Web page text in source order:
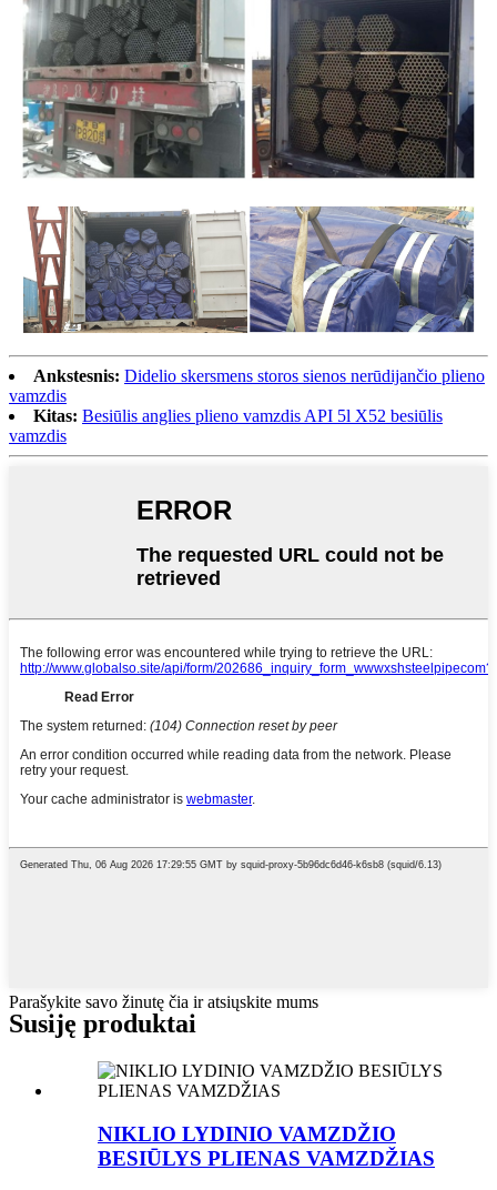
Ankstesnis: Didelio skersmens storos sienos nerūdijančio plieno
vamzdis
Kitas: Besiūlis anglies plieno vamzdis API 5l X52 besiūlis
vamzdis
Parašykite savo žinutę čia ir atsiųskite mums
Susiję produktai
NIKLIO LYDINIO VAMZDŽIO
BESIŪLYS PLIENAS VAMZDŽIAS